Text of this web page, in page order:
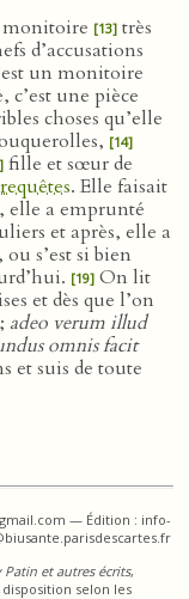
monitoire [13] très
d’accusations
un monitoire
une pièce
choses qu’elle
[14]
fille et sœur de
. Elle faisait
elle a emprunté
et après, elle a
ou s’est si bien
[19] On lit
et dès que l’on
adeo verum illud
omnis facit
et suis de toute
— Édition : info-
et autres écrits,
selon les